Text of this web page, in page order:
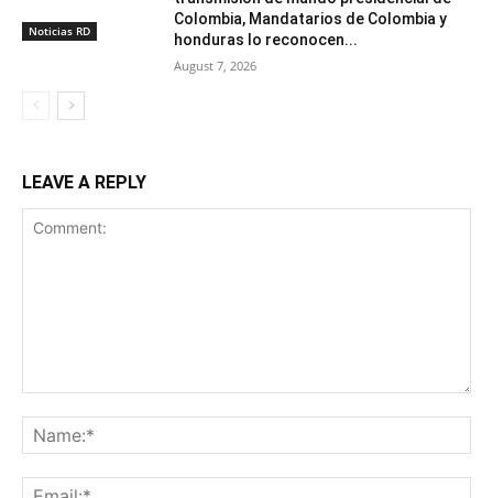
Noticias RD
Colombia, Mandatarios de Colombia y
honduras lo reconocen...
August 7, 2026
LEAVE A REPLY